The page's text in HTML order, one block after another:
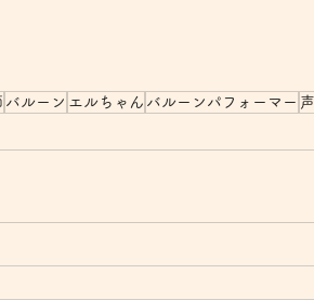
バルーン エルちゃん バルーンパフォーマー